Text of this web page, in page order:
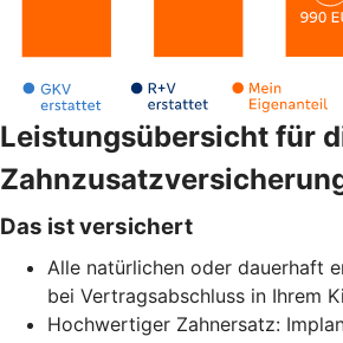
Leistungsübersicht für
Das ist versichert
Alle natürlichen oder dauerhaft
bei Vertragsabschluss in Ihrem
Hochwertiger Zahnersatz: